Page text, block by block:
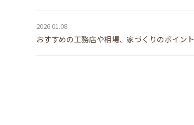
2026.01.08
おすすめの工務店や相場、家づくりのポイント